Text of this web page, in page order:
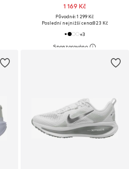
1 169 Kč
Původně: 1 299 Kč
Poslední nejnižší cena:823 Kč
+3